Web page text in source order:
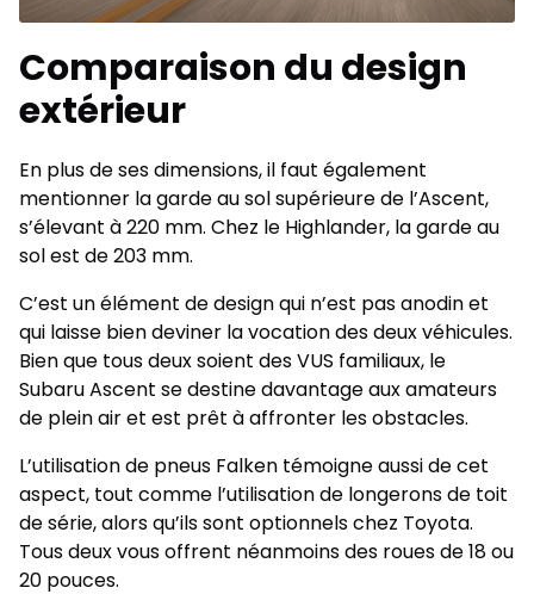
Comparaison du design
extérieur
En plus de ses dimensions, il faut également
mentionner la garde au sol supérieure de l’Ascent,
s’élevant à 220 mm. Chez le Highlander, la garde au
sol est de 203 mm.
C’est un élément de design qui n’est pas anodin et
qui laisse bien deviner la vocation des deux véhicules.
Bien que tous deux soient des VUS familiaux, le
Subaru Ascent se destine davantage aux amateurs
de plein air et est prêt à affronter les obstacles.
L’utilisation de pneus Falken témoigne aussi de cet
aspect, tout comme l’utilisation de longerons de toit
de série, alors qu’ils sont optionnels chez Toyota.
Tous deux vous offrent néanmoins des roues de 18 ou
20 pouces.